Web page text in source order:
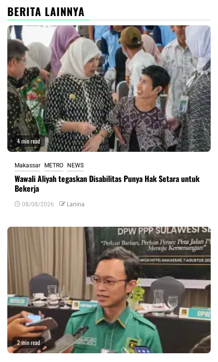
BERITA LAINNYA
4 min read
Makassar METRO NEWS
Wawali Aliyah tegaskan Disabilitas Punya Hak Setara untuk
Bekerja
08/08/2026 Lanina
2 min read